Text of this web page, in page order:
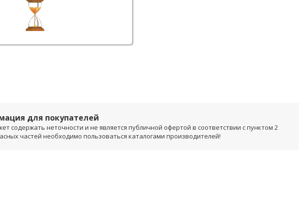
для покупателей
содержать неточности и не является публичной офертой в соответствии с пунктом 2
частей необходимо пользоваться каталогами производителей!